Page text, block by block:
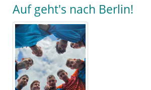
Auf geht's nach Berlin!